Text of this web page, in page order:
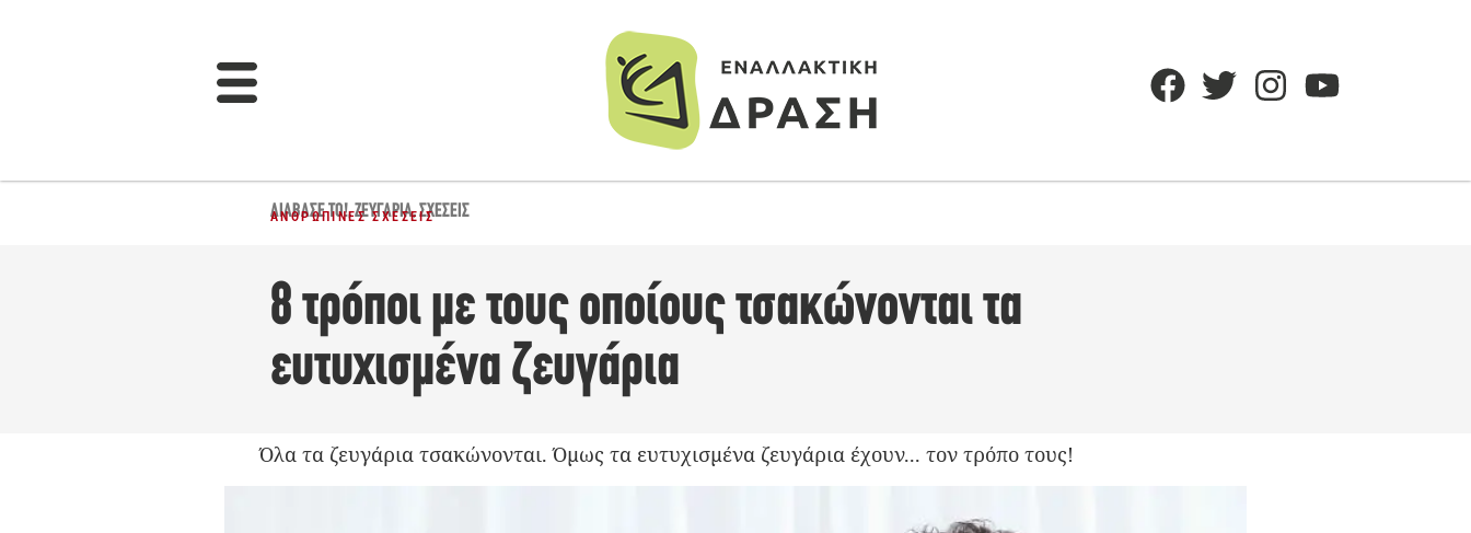
ΔΙΆΒΑΣΈ ΤΟ!,ΖΕΥΓΆΡΙΑ,ΣΧΈΣΕΙΣ
ΑΝΘΡΏΠΙΝΕΣ ΣΧΈΣΕΙΣ
8 τρόποι με τους οποίους τσακώνονται τα
ευτυχισμένα ζευγάρια
Όλα τα ζευγάρια τσακώνονται. Όμως τα ευτυχισμένα ζευγάρια έχουν... τον τρόπο τους!